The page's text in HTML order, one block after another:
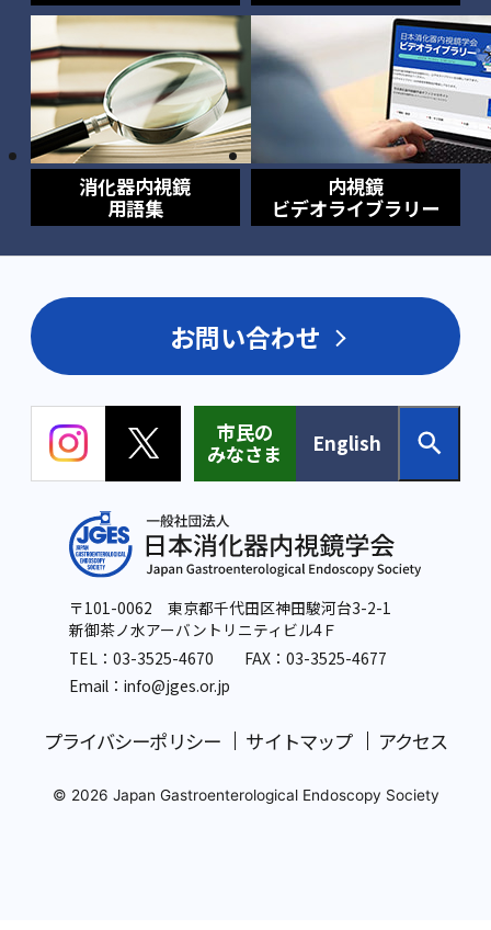
消化器内視鏡
用語集
内視鏡
ビデオライブラリー
お問い合わせ
市民の
みなさま
English
〒101-0062 東京都千代田区神田駿河台3-2-1
新御茶ノ水アーバントリニティビル4Ｆ
TEL：03-3525-4670 FAX：03-3525-4677
Email：info@jges.or.jp
プライバシーポリシー サイトマップ アクセス
© 2026 Japan Gastroenterological Endoscopy Society